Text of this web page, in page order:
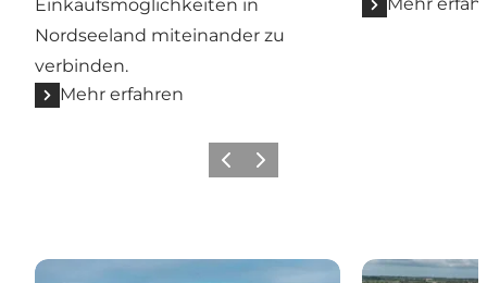
Einkaufsmöglichkeiten in
Nordseeland miteinander zu
verbinden.
Mehr erfahren
Mehr
ZurückWeiter
Hundested & Lynæs – Authentische Küstenstädte